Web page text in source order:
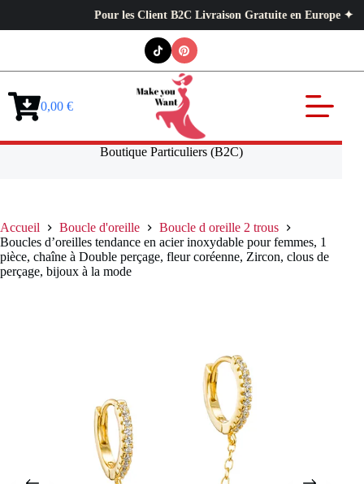
Pour les Client B2C Livraison Gratuite en Europe ✦
Panier0,00 €
Boutique Particuliers (B2C)
Accueil Boucle d'oreille
Boucle d oreille 2 trous
Boucles d’oreilles tendance en acier inoxydable pour femmes, 1
pièce, chaîne à Double perçage, fleur coréenne, Zircon, clous de
perçage, bijoux à la mode